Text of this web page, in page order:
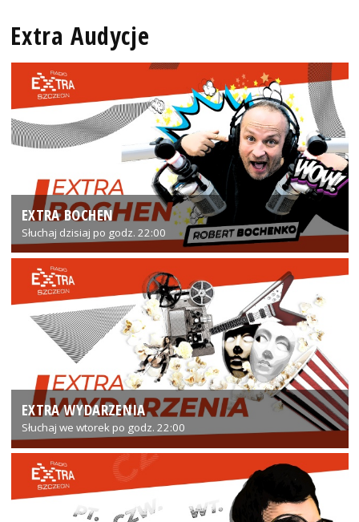
Extra Audycje
EXTRA BOCHEN
Słuchaj dzisiaj po godz. 22:00
EXTRA WYDARZENIA
Słuchaj we wtorek po godz. 22:00